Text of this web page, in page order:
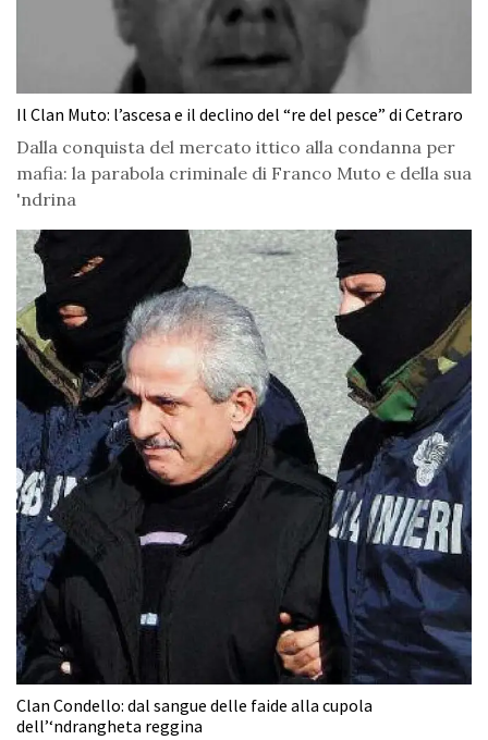
Il Clan Muto: l’ascesa e il declino del “re del pesce” di Cetraro
Dalla conquista del mercato ittico alla condanna per
mafia: la parabola criminale di Franco Muto e della sua
'ndrina
Clan Condello: dal sangue delle faide alla cupola
dell’‘ndrangheta reggina